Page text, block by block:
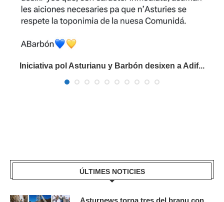
Iniciativa pol Asturianu y Barbón desixen a Adif...
ÚLTIMES NOTICIES
Asturnews torna tres del branu con